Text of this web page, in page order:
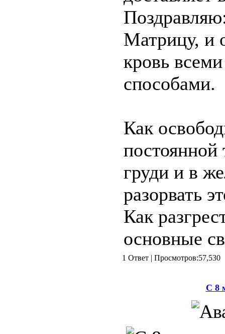
Матрицу, и
кровь
способами.
Как
груди и в
разорвать
Как
основные
1 Ответ |
С 8